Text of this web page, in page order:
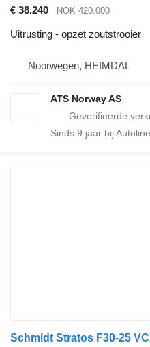
€ 38.240
NOK 420.000
Uitrusting - opzet zoutstrooier
Noorwegen, HEIMDAL
ATS Norway AS
Sinds 9 jaar bij Autoline
Schmidt Stratos F30-25